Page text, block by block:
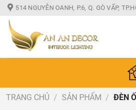
Bỏ
qua
nội
dung
514 NGUYỄN OANH, P.6, Q. GÒ VẤP,
TRANG CHỦ / SẢN PHẨM / ĐÈN